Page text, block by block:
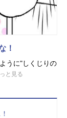
！
うに"しくじりの
と見る